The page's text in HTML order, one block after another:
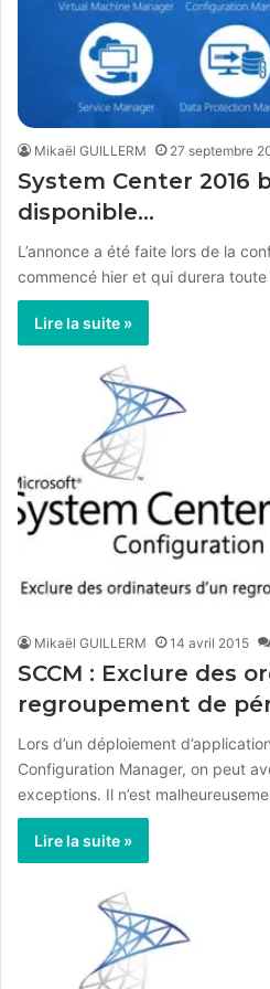
Mikaël GUILLERM 27 septembre
System Center 2016
disponible…
L’annonce a été faite lors de la
commencé hier et qui durera
Lire la suite »
Mikaël GUILLERM 14 avril 2015
SCCM : Exclure des
regroupement de
Lors d’un déploiement
Configuration Manager, on peut
exceptions. Il n’est
Lire la suite »